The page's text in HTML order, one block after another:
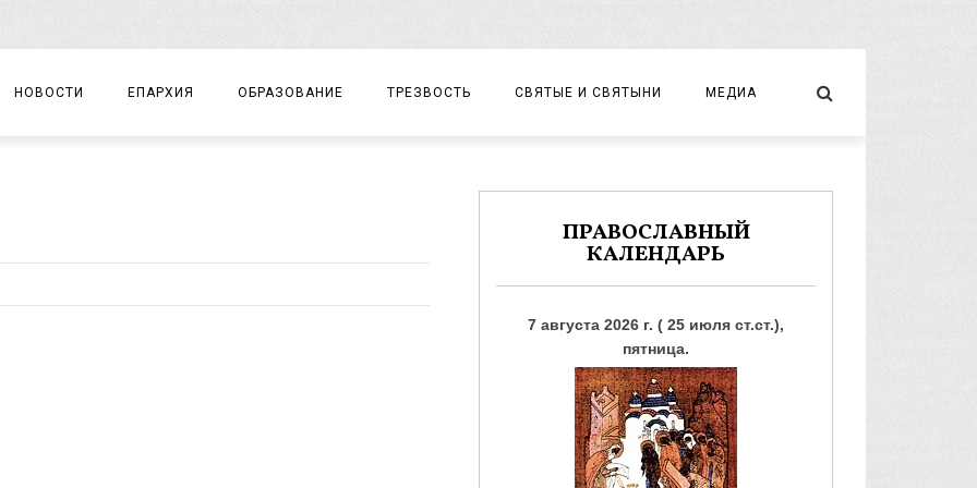
НОВОСТИ ЕПАРХИЯ
ДОКУМЕНТЫ
ЕПАРХИАЛЬНЫЕ ОТДЕЛЫ
ОБРАЗОВАНИЕ
ДЕТСКИЙ ТУРИЗМ
ТРЕЗВОСТЬ
ЗАМЕТКИ
СВЯТЫЕ И СВЯТЫНИ МЕДИА
ФОТО
ПРАВОСЛАВНЫЙ
КАЛЕНДАРЬ
7 августа 2026 г. ( 25 июля ст.ст.),
пятница.